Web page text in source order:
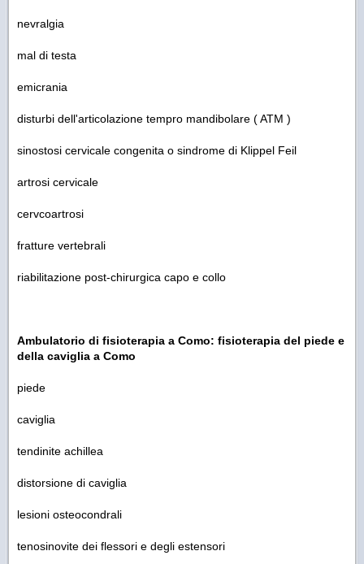
nevralgia
mal di testa
emicrania
disturbi dell'articolazione tempro mandibolare ( ATM )
sinostosi cervicale congenita o sindrome di Klippel Feil
artrosi cervicale
cervcoartrosi
fratture vertebrali
riabilitazione post-chirurgica capo e collo
Ambulatorio di fisioterapia a Como: fisioterapia del piede e
della caviglia a Como
piede
caviglia
tendinite achillea
distorsione di caviglia
lesioni osteocondrali
tenosinovite dei flessori e degli estensori